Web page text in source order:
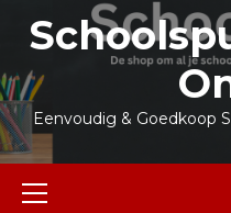
inhoud
Eenvoudig & Goedkoop
Primair
menu